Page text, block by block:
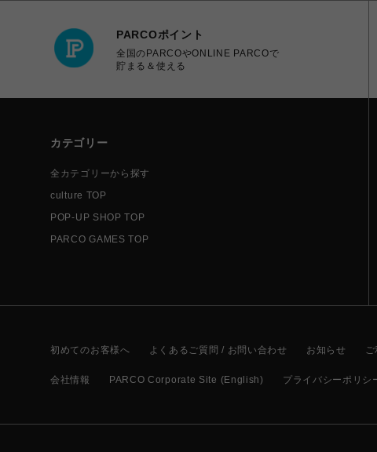
PARCOポイント
全国のPARCOやONLINE PARCOで
貯まる＆使える
カテゴリー
全カテゴリーから探す
culture TOP
POP-UP SHOP TOP
PARCO GAMES TOP
初めてのお客様へ よくあるご質問 / お問い合わせ お知らせ
会社情報 PARCO Corporate Site (English) プライバシーポリシ